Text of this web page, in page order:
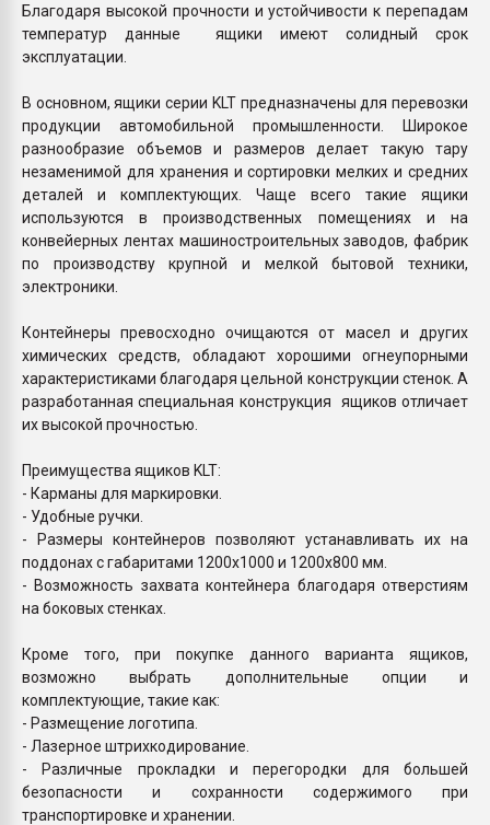
Благодаря высокой прочности и устойчивости к перепадам
температур данные ящики имеют солидный срок
эксплуатации.
В основном, ящики серии KLT предназначены для перевозки
продукции автомобильной промышленности. Широкое
разнообразие объемов и размеров делает такую тару
незаменимой для хранения и сортировки мелких и средних
деталей и комплектующих. Чаще всего такие ящики
используются в производственных помещениях и на
конвейерных лентах машиностроительных заводов, фабрик
по производству крупной и мелкой бытовой техники,
электроники.
Контейнеры превосходно очищаются от масел и других
химических средств, обладают хорошими огнеупорными
характеристиками благодаря цельной конструкции стенок. А
разработанная специальная конструкция ящиков отличает
их высокой прочностью.
Преимущества ящиков KLT:
- Карманы для маркировки.
- Удобные ручки.
- Размеры контейнеров позволяют устанавливать их на
поддонах с габаритами 1200х1000 и 1200х800 мм.
- Возможность захвата контейнера благодаря отверстиям
на боковых стенках.
Кроме того, при покупке данного варианта ящиков,
возможно выбрать дополнительные опции и
комплектующие, такие как:
- Размещение логотипа.
- Лазерное штрихкодирование.
- Различные прокладки и перегородки для большей
безопасности и сохранности содержимого при
транспортировке и хранении.